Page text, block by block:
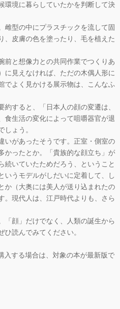
環境に暮らしていたかを判断して決
型の中にプラスチックを流して固
、皮膚の色を塗ったり、毛を植えた
と想像力との共同作業でつくりあ
に見えなければ、ただの木偶人形に
でよく見かける展示物は、こんなふ
すると、「日本人の顔の変遷は、
食生活の変化によって咀嚼器官が退
ょう。
があったそうです。正室・側室の
かったとか。「貴族的な顔立ち」が
続いていたためだろう、ということ
いうモデルがしだいに定着して、し
か（大奥には美人が送り込まれたの
。現代人は、江戸時代よりも、さら
顔」だけでなく、人類の誕生から
読んでみてください。
する場合は、対象の本が最新版で